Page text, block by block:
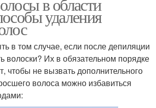
удаления
в том случае, если после депиляции
волоски? Их в обязательном порядке
чтобы не вызвать дополнительного
волоса можно избавиться